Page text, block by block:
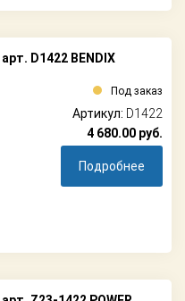
арт. D1422 BENDIX
Под заказ
Артикул: D1422
4 680.00 руб.
Подробнее